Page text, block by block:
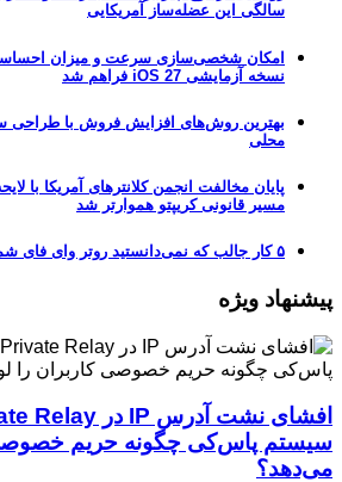
سالگی این عضله‌ساز آمریکایی
امکان شخصی‌سازی سرعت و میزان
نسخه آزمایشی iOS 27 فراهم شد
بهترین روش‌های افزایش فروش با طراحی
محلی
مسیر قانونی کریپتو هموارتر شد
۵ کار جالب که نمی‌دانستید روتر وای فای شما می‌تواند انجام دهد
پیشنهاد ویژه
سیستم پاس‌کی چگونه حریم خصوصی
می‌دهد؟